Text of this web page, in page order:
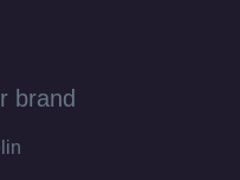
brand